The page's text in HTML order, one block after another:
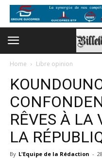
Home Libre opinion
RÊVES À LA
LA
By L'Equipe de la Rédaction -